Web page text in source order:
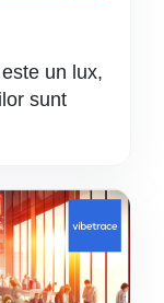
un lux,
sunt